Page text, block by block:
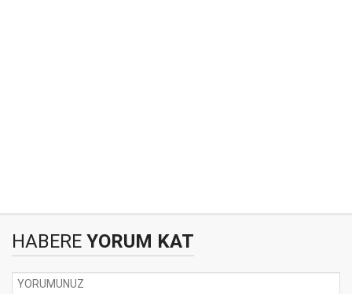
HABERE YORUM KAT